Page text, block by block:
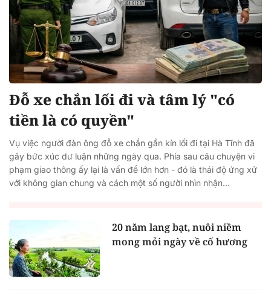
Đỗ xe chắn lối đi và tâm lý "có
tiền là có quyền"
Vụ việc người đàn ông đỗ xe chắn gần kín lối đi tại Hà Tĩnh đã
gây bức xúc dư luận những ngày qua. Phía sau câu chuyện vi
phạm giao thông ấy lại là vấn đề lớn hơn - đó là thái độ ứng xử
với không gian chung và cách một số người nhìn nhận...
20 năm lang bạt, nuôi niềm
mong mỏi ngày về cố hương